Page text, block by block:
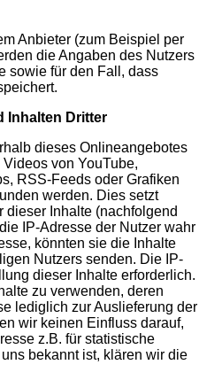
Anbieter (zum Beispiel per
die Angaben des Nutzers
sowie für den Fall, dass
Inhalten Dritter
dieses Onlineangebotes
von YouTube,
RSS-Feeds oder Grafiken
werden. Dies setzt
dieser Inhalte (nachfolgend
IP-Adresse der Nutzer wahr
könnten sie die Inhalte
Nutzers senden. Die IP-
dieser Inhalte erforderlich.
zu verwenden, deren
lediglich zur Auslieferung der
wir keinen Einfluss darauf,
z.B. für statistische
bekannt ist, klären wir die